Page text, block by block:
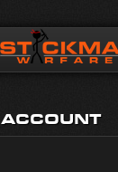
ACCOUNT